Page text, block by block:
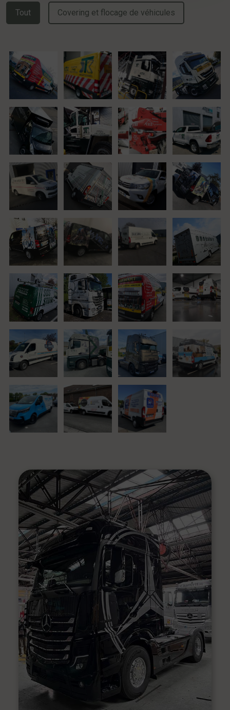
Tout Covering et flocage de véhicules